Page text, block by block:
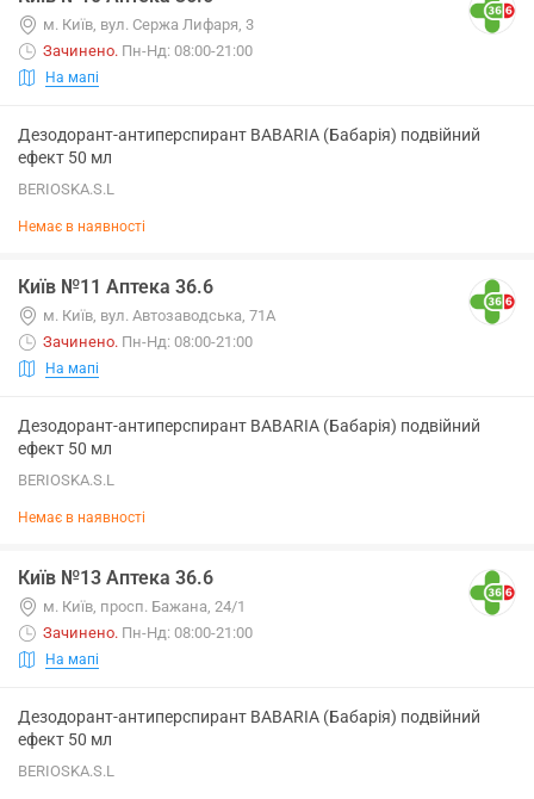
м. Київ, вул. Сержа Лифаря, 3
Зачинено. Пн-Нд: 08:00-21:00
На мапі
Дезодорант-антиперспирант BABARIA (Бабарія) подвійний
ефект 50 мл
BERIOSKA.S.L
Немає в наявності
Київ №11 Аптека 36.6
м. Київ, вул. Автозаводська, 71А
Зачинено. Пн-Нд: 08:00-21:00
На мапі
Дезодорант-антиперспирант BABARIA (Бабарія) подвійний
ефект 50 мл
BERIOSKA.S.L
Немає в наявності
Київ №13 Аптека 36.6
м. Київ, просп. Бажана, 24/1
Зачинено. Пн-Нд: 08:00-21:00
На мапі
Дезодорант-антиперспирант BABARIA (Бабарія) подвійний
ефект 50 мл
BERIOSKA.S.L